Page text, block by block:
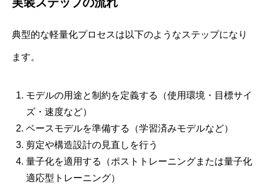
典型的な軽量化プロセスは以下のようなステップになり
ます。
モデルの用途と制約を定義する（使用環境・目標サイ
ズ・速度など）
ベースモデルを準備する（学習済みモデルなど）
剪定や構造設計の見直しを行う
量子化を適用する（ポストトレーニングまたは量子化
適応型トレーニング）